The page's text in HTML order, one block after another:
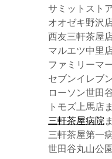
サミットスト
オオゼキ野沢
西友三軒茶屋
マルエツ中里
ファミリーマ
セブンイレブ
ローソン世田
トモズ上馬店
三軒茶屋病院
三軒茶屋第一
世田谷丸山公